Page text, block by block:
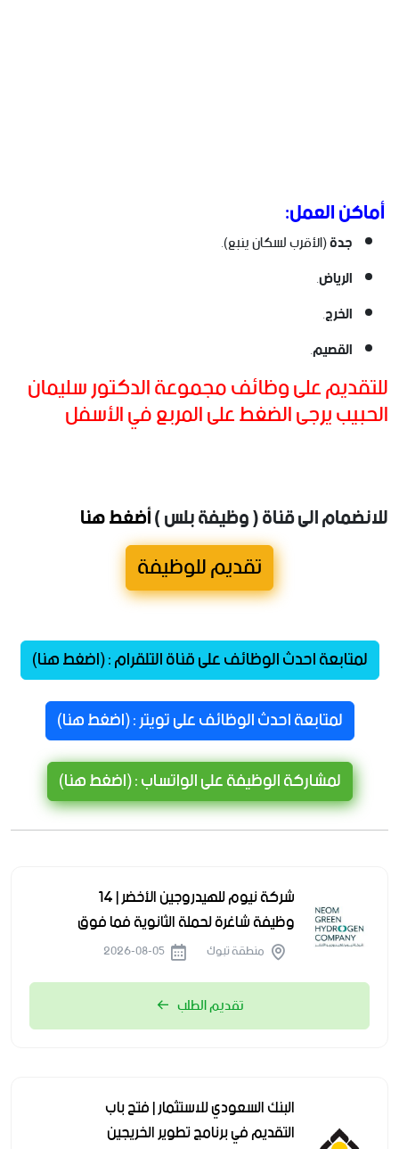
أماكن العمل:
جدة(الأقرب لسكان ينبع).
الرياض.
الخرج.
القصيم.
للتقديم على وظائف مجموعة الدكتور سليمان
الحبيب يرجى الضغط على المربع في الأسفل
للانضمام الى قناة ( وظيفة بلس )أضغط هنا
تقديم للوظيفة
لمتابعة احدث الوظائف على قناة التلقرام : (اضغط هنا)
لمتابعة احدث الوظائف على تويتر : (اضغط هنا)
لمشاركة الوظيفة على الواتساب : (اضغط هنا)
شركة نيوم للهيدروجين الأخضر | 14
وظيفة شاغرة لحملة الثانوية فما فوق
منطقة تبوك
تقديم الطلب
البنك السعودي للاستثمار | فتح باب
التقديم في برنامج تطوير الخريجين